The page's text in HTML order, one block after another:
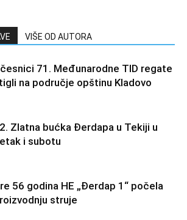
VIŠE OD AUTORA
71. Međunarodne TID regate
na područje opštinu Kladovo
Zlatna bućka Đerdapa u Tekiji u
i subotu
56 godina HE „Đerdap 1“ počela
struje